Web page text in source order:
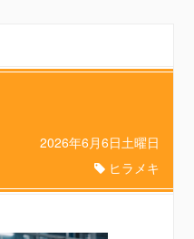
2026年6月6日土曜日
ヒラメキ